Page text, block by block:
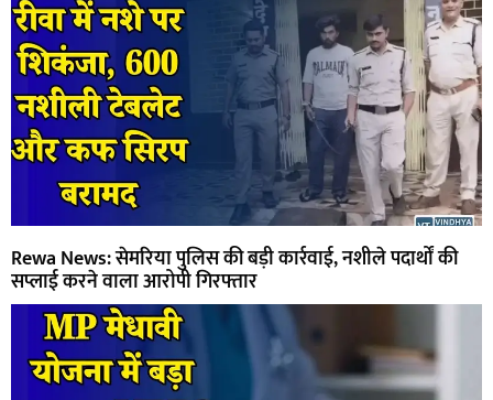
Rewa News: सेमरिया पुलिस की बड़ी कार्रवाई, नशीले पदार्थों की
सप्लाई करने वाला आरोपी गिरफ्तार